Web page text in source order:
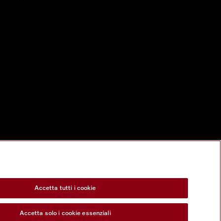
Accetta tutti i cookie
Accetta solo i cookie essenziali